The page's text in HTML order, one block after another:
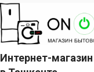
Интернет-